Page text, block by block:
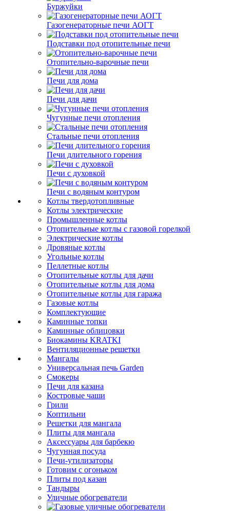
Буржуйки
Газогенераторные печи АОГТ
Подставки под отопительные печи
Отопительно-варочные печи
Печи для дома
Печи для дачи
Чугунные печи отопления
Стальные печи отопления
Печи длительного горения
Печи с духовкой
Печи с водяным контуром
Котлы твердотопливные
Котлы электрические
Промышленные котлы
Отопительные котлы с газовой горелкой
Электрические котлы
Дровяные котлы
Угольные котлы
Пеллетные котлы
Отопительные котлы для дачи
Отопительные котлы для дома
Отопительные котлы для гаража
Газовые котлы
Комплектующие
Каминные топки
Каминные облицовки
Биокамины KRATKI
Вентиляционные решетки
Мангалы
Универсальная печь Garden
Смокеры
Печи для казана
Костровые чаши
Грили
Коптильни
Решетки для мангала
Плиты для мангала
Аксессуары для барбекю
Чугунная посуда
Печи-утилизаторы
Готовим с огоньком
Плиты под казан
Тандыры
Уличные обогреватели